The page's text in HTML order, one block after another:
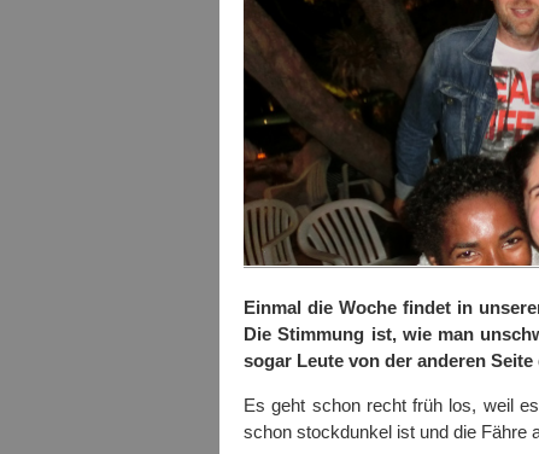
Einmal die Woche findet in
Die Stimmung ist, wie man
sogar Leute von der anderen
Es geht schon recht früh los, weil
schon stockdunkel ist und die Fähre